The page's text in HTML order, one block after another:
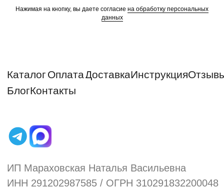
Нажимая на кнопку, вы даете согласие на обработку персональных
данных